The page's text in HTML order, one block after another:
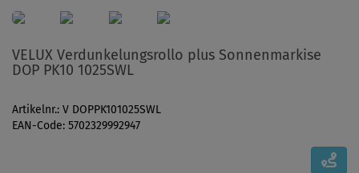
VELUX Verdunkelungsrollo plus Sonnenmarkise
DOP PK10 1025SWL
Artikelnr.: V DOPPK101025SWL
EAN-Code: 5702329992947